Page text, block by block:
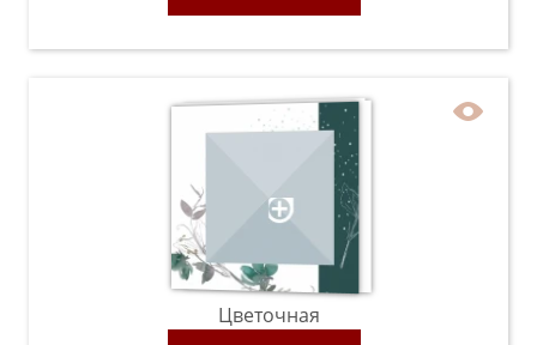
Цветочная